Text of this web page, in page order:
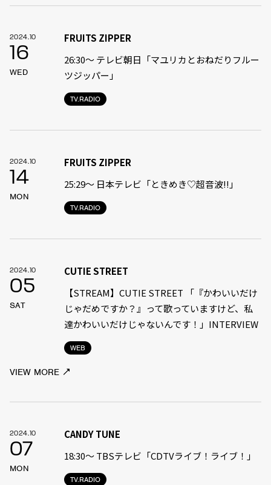
2024.10
16
WED
TV.RADIO
FRUITS ZIPPER
26:30～ テレビ朝日「マユリカとおねだりフルー
ツジッパー」
2024.10
14
MON
TV.RADIO
FRUITS ZIPPER
25:29〜 日本テレビ「ときめき♡超音波‼︎」
2024.10
05
SAT
WEB
CUTIE STREET
【STREAM】CUTIE STREET 「『かわいいだけ
じゃだめですか？』って歌っていますけど、私
達かわいいだけじゃないんです！」INTERVIEW
VIEW MORE
2024.10
07
MON
TV.RADIO
CANDY TUNE
18:30〜 TBSテレビ「CDTVライブ！ライブ！」